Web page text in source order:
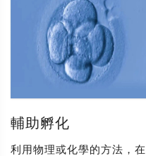
輔助孵化
利用物理或化學的方法，在